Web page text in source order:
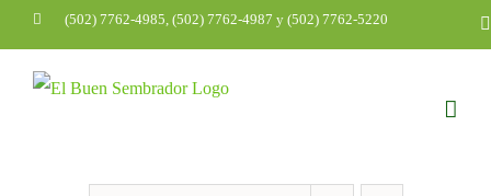
Saltar
al
contenido
(502) 7762-4985, (502) 7762-4987 y (502) 7762-5220